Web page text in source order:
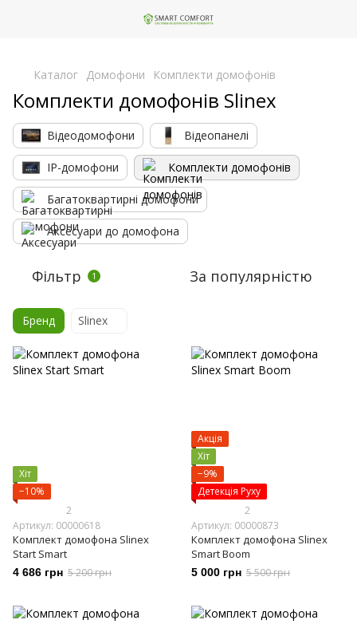
Каталог Домофони Комплекти домофонів
Комплекти домофонів Slinex
Відеодомофони Відеопанелі
IP-домофони Комплекти домофонів
Багатоквартирні домофони
Аксесуари до домофона
Фільтр 1 За популярністю
Бренд Slinex
Хіт
−10%
2
Артикул: 00000618
Комплект домофона Slinex
Start Smart
4 686 грн 5 200 грн
Акція
Хіт
−9%
Детекція Руху
2
Артикул: 00000873
Комплект домофона Slinex
Smart Boom
5 000 грн 5 500 грн